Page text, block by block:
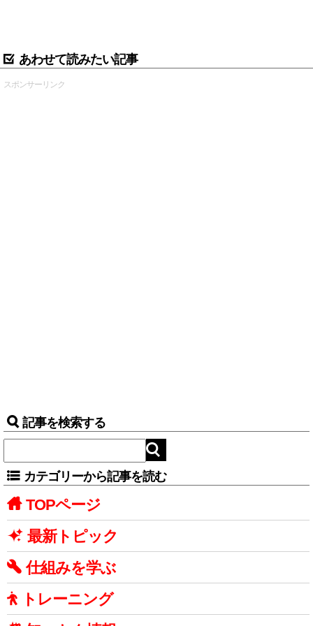
あわせて読みたい記事
スポンサーリンク
記事を検索する
カテゴリーから記事を読む
TOPページ
最新トピック
仕組みを学ぶ
トレーニング